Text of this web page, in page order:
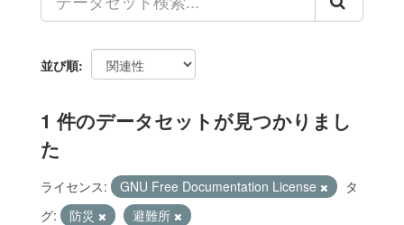
並び順
1 件のデータセットが見つかりまし
た
ライセンス: GNU Free Documentation License
タ
グ:
防災
避難所